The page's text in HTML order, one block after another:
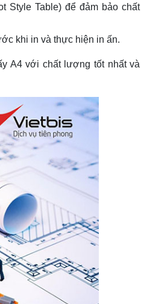
Style Table) để đảm bảo chất
khi in và thực hiện in ấn.
A4 với chất lượng tốt nhất và